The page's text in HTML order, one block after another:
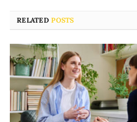
RELATEDPOSTS